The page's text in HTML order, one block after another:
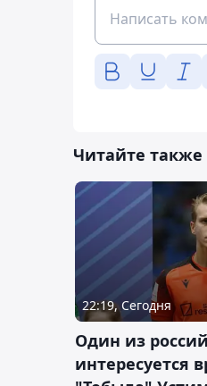
Читайте также
22:19, Сегодня
Один из
интересуется